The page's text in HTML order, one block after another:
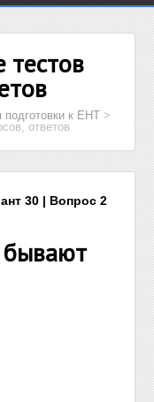
тестов
к ЕНТ >
ответов
30 | Вопрос 2
бывают